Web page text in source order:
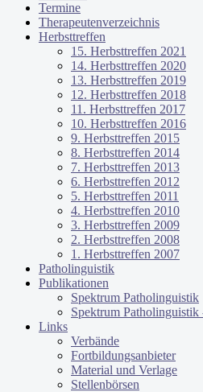
Termine
Therapeutenverzeichnis
Herbsttreffen
15. Herbsttreffen 2021
14. Herbsttreffen 2020
13. Herbsttreffen 2019
12. Herbsttreffen 2018
11. Herbsttreffen 2017
10. Herbsttreffen 2016
9. Herbsttreffen 2015
8. Herbsttreffen 2014
7. Herbsttreffen 2013
6. Herbsttreffen 2012
5. Herbsttreffen 2011
4. Herbsttreffen 2010
3. Herbsttreffen 2009
2. Herbsttreffen 2008
1. Herbsttreffen 2007
Patholinguistik
Publikationen
Spektrum Patholinguistik
Spektrum Patholinguistik
Links
Verbände
Fortbildungsanbieter
Material und Verlage
Stellenbörsen